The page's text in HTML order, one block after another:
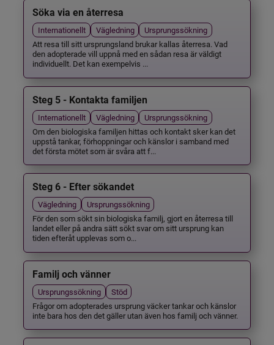
Söka via en återresa
Internationellt Vägledning
Ursprungssökning
Att resa till sitt ursprungsland brukar kallas återresa. Vad
den adopterade vill uppnå med en sådan resa är väldigt
individuellt. Det kan exempelvis ...
Steg 5 - Kontakta familjen
Internationellt Vägledning
Ursprungssökning
Om den biologiska familjen hittas och kontakt sker kan det
uppstå tankar, förhoppningar och känslor i samband med
det första mötet som är svåra att f...
Steg 6 - Efter sökandet
Vägledning
Ursprungssökning
För den som sökt sin biologiska familj, gjort en återresa till
landet eller på andra sätt sökt svar om sitt ursprung kan
tiden efteråt upplevas som o...
Familj och vänner
Ursprungssökning
Stöd
Frågor om adopterades ursprung väcker tankar och känslor
inte bara hos den det gäller utan även hos familj och vänner.